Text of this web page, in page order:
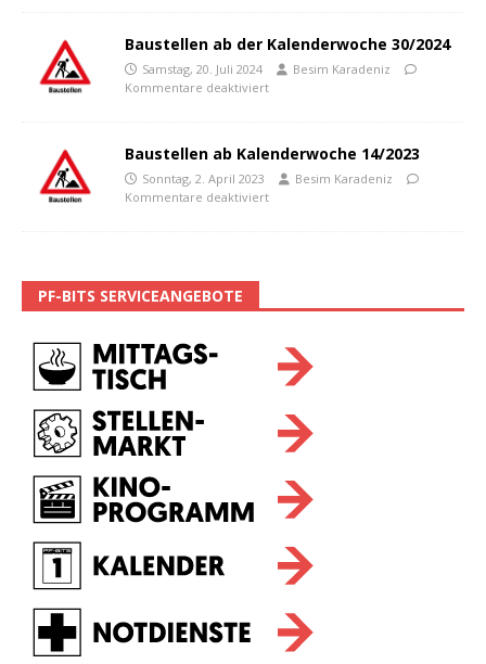
Baustellen ab der Kalenderwoche 30/2024
Samstag, 20. Juli 2024
Besim Karadeniz
Kommentare deaktiviert
Baustellen ab Kalenderwoche 14/2023
Sonntag, 2. April 2023
Besim Karadeniz
Kommentare deaktiviert
PF-BITS SERVICEANGEBOTE